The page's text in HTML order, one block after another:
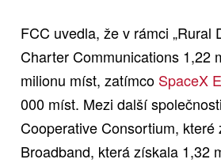
FCC uvedla, že v rámci „Rural
Charter Communications 1,22
milionu míst, zatímco SpaceX
000 míst. Mezi další
Cooperative Consortium,
Broadband, která získala 1,32